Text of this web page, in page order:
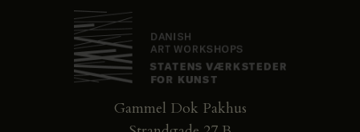
Gammel Dok Pakhus